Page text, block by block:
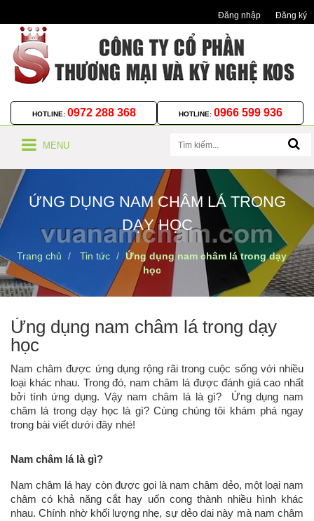
Đăng nhập Đăng ký
HOTLINE: 0972 288 368 HOTLINE: 0966 599 936
MENU
ỨNG DỤNG NAM CHÂM LÁ TRONG
DẠY HỌC
Trang chủ Tin tức
Ứng dụng nam châm lá trong dạy
học
Ứng dụng nam châm lá trong dạy
học
Nam châm được ứng dụng rộng rãi trong cuộc sống với nhiều
loại khác nhau. Trong đó, nam châm lá được đánh giá cao nhất
bởi tính ứng dụng. Vậy nam châm lá là gì? Ứng dụng nam
châm lá trong dạy học là gì? Cùng chúng tôi khám phá ngay
trong bài viết dưới đây nhé!
Nam châm lá là gì?
Nam châm lá hay còn được gọi là nam châm dẻo, một loại nam
châm có khả năng cắt hay uốn cong thành nhiều hình khác
nhau. Chính nhờ khối lượng nhẹ, sự dẻo dai này mà nam châm